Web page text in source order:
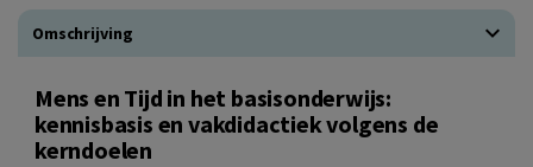
Omschrijving
Mens en Tijd in het basisonderwijs:
kennisbasis en vakdidactiek volgens de
kerndoelen